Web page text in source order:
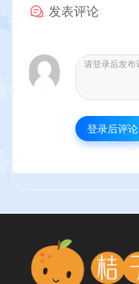
发表评论
登录后评论